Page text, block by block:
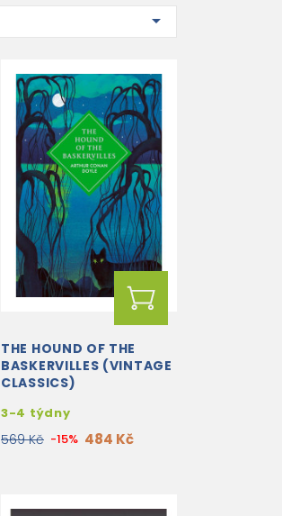

THE HOUND OF THE
BASKERVILLES (VINTAGE
CLASSICS)
3-4 týdny
569 Kč -15% 484 Kč